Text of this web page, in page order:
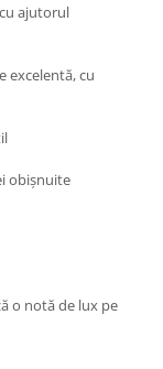
ajutorul
excelentă, cu
obișnuite
o notă de lux pe